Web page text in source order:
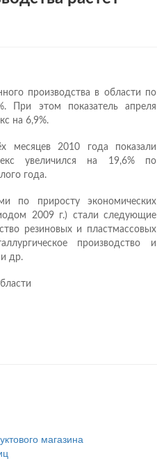
производства в области по
При этом показатель апреля
на 6,9%.
2010 года показали
увеличился на 19,6% по
года.
по приросту экономических
2009 г.) стали следующие
резиновых и пластмассовых
производство и
др.
магазина